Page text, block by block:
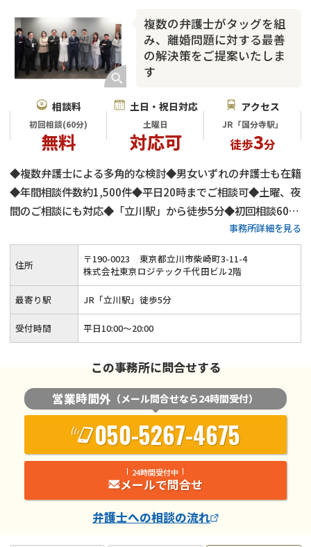
複数の弁護士がタッグを組
み、離婚問題に対する最善
の解決策をご提案いたしま
す
相談料
初回相談(60分)
無料
土日・祝日対応
土曜日
対応可
アクセス
JR「国分寺駅」
徒歩3分
◆複数弁護士による多角的な検討◆男女いずれの弁護士も在籍
◆年間相談件数約1,500件◆平日20時までご相談可◆土曜、夜
間のご相談にも対応◆「立川駅」から徒歩5分◆初回相談60分
無料◆弁護士費用は分割払いも可◆養育費・財産分与・慰謝料
請求も安心◆代理交渉にもご対応
事務所詳細を見る
住所 〒190-0023
東京都立川市柴崎町3-11-4
株式会社東京ロジテック千代田ビル2階
最寄り駅 JR「立川駅」徒歩5分
受付時間 平日10:00～20:00
この事務所に問合せする
営業時間外 （メール問合せなら24時間受付）
050-5267-4675
24時間受付中
メールで問合せ
弁護士への相談の流れ